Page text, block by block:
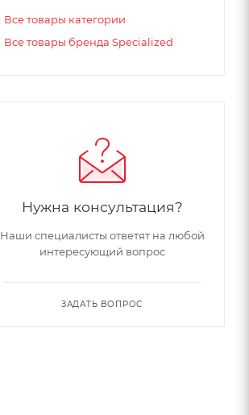
Все товары категории
Все товары бренда Specialized
Нужна консультация?
Наши специалисты ответят на любой
интересующий вопрос
ЗАДАТЬ ВОПРОС